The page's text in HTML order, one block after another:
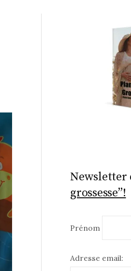
Newsletter
grossesse”!
Prénom
Adresse email: